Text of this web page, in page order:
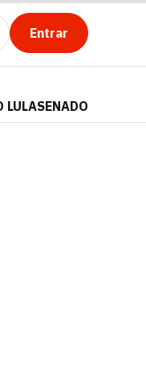
Entrar
LULASENADO